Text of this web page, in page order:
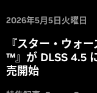
2026年5月5日火曜日
『スター・ウォ
™』が DLSS 4.5
売開始